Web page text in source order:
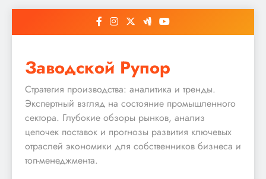
Заводской Рупор
Стратегия производства: аналитика и тренды.
Экспертный взгляд на состояние промышленного
сектора. Глубокие обзоры рынков, анализ
цепочек поставок и прогнозы развития ключевых
отраслей экономики для собственников бизнеса и
топ-менеджмента.